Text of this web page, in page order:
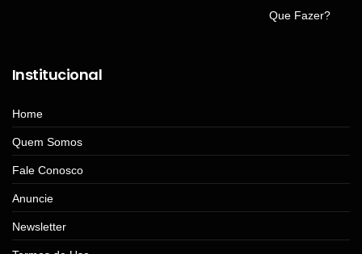
Institucional
Home
Quem Somos
Fale Conosco
Anuncie
Newsletter